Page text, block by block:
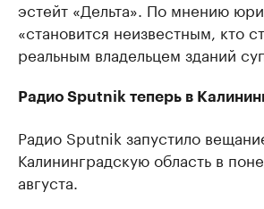
эстейт «Дельта». По мнению
«становится неизвестным, кто
реальным владельцем зданий
Радио Sputnik теперь в
Радио Sputnik запустило
Калининградскую область в
августа.